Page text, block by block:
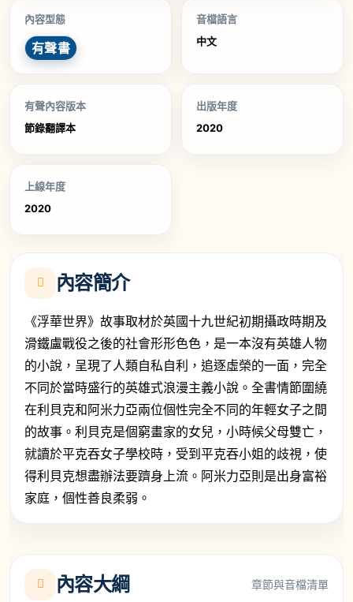
內容型態
有聲書
音檔語言
中文
有聲內容版本
節錄翻譯本
出版年度
2020
上線年度
2020
內容簡介
《浮華世界》故事取材於英國十九世紀初期攝政時期及
滑鐵盧戰役之後的社會形形色色，是一本沒有英雄人物
的小說，呈現了人類自私自利，追逐虛榮的一面，完全
不同於當時盛行的英雄式浪漫主義小說。全書情節圍繞
在利貝克和阿米力亞兩位個性完全不同的年輕女子之間
的故事。利貝克是個窮畫家的女兒，小時候父母雙亡，
就讀於平克吞女子學校時，受到平克吞小姐的歧視，使
得利貝克想盡辦法要躋身上流。阿米力亞則是出身富裕
家庭，個性善良柔弱。
內容大綱 章節與音檔清單